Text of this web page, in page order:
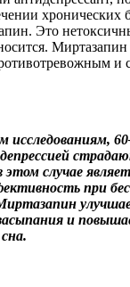
хронических
Это
Миртазапин
и
исследованиям,
случае
при
и